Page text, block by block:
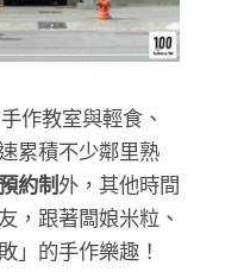
作教室與輕食、
累積不少鄰里熟
約制外，其他時間
，跟著闆娘米粒、
」的手作樂趣！